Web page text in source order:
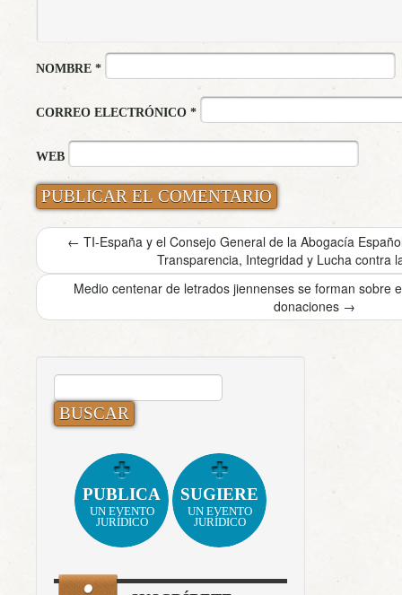
NOMBRE *
CORREO ELECTRÓNICO *
WEB
← TI-España y el Consejo General de la Abogacía
Transparencia, Integridad y Lucha contra
Medio centenar de letrados jiennenses se forman sobre
donaciones →
BUSCAR:
PUBLICA
UN EVENTO
JURÍDICO
SUGIERE
UN EVENTO
JURÍDICO